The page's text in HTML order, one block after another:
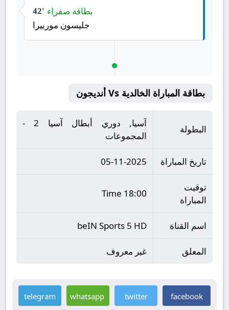
42' بطاقة صفراء
جليسون مورييرا
بطاقة المباراة الخالدية Vs أنديجون
البطولة
آسيا, دوري أبطال آسيا 2 -
المجموعات
تاريخ المباراة 05-11-2025
توقيت
المباراة
18:00 Time
اسم القناة beIN Sports 5 HD
المعلق غير معروف
facebook
twitter
whatsapp
telegram